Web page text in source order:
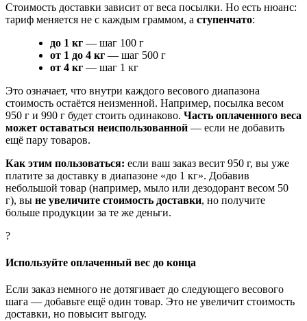
Стоимость доставки зависит от веса посылки. Но есть нюанс:
тариф меняется не с каждым граммом, а ступенчато:
до 1 кг — шаг 100 г
от 1 до 4 кг — шаг 500 г
от 4 кг — шаг 1 кг
Это означает, что внутри каждого весового диапазона
стоимость остаётся неизменной. Например, посылка весом
950 г и 990 г будет стоить одинаково. Часть оплаченного веса
может оставаться неиспользованной — если не добавить
ещё пару товаров.
Как этим пользоваться: если ваш заказ весит 950 г, вы уже
платите за доставку в диапазоне «до 1 кг». Добавив
небольшой товар (например, мыло или дезодорант весом 50
г), вы не увеличите стоимость доставки, но получите
больше продукции за те же деньги.
?
Используйте оплаченный вес до конца
Если заказ немного не дотягивает до следующего весового
шага — добавьте ещё один товар. Это не увеличит стоимость
доставки, но повысит выгоду.